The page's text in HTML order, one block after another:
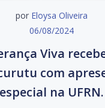
por Eloysa Oliveira
06/08/2024
Viva
com
especial na UFRN.